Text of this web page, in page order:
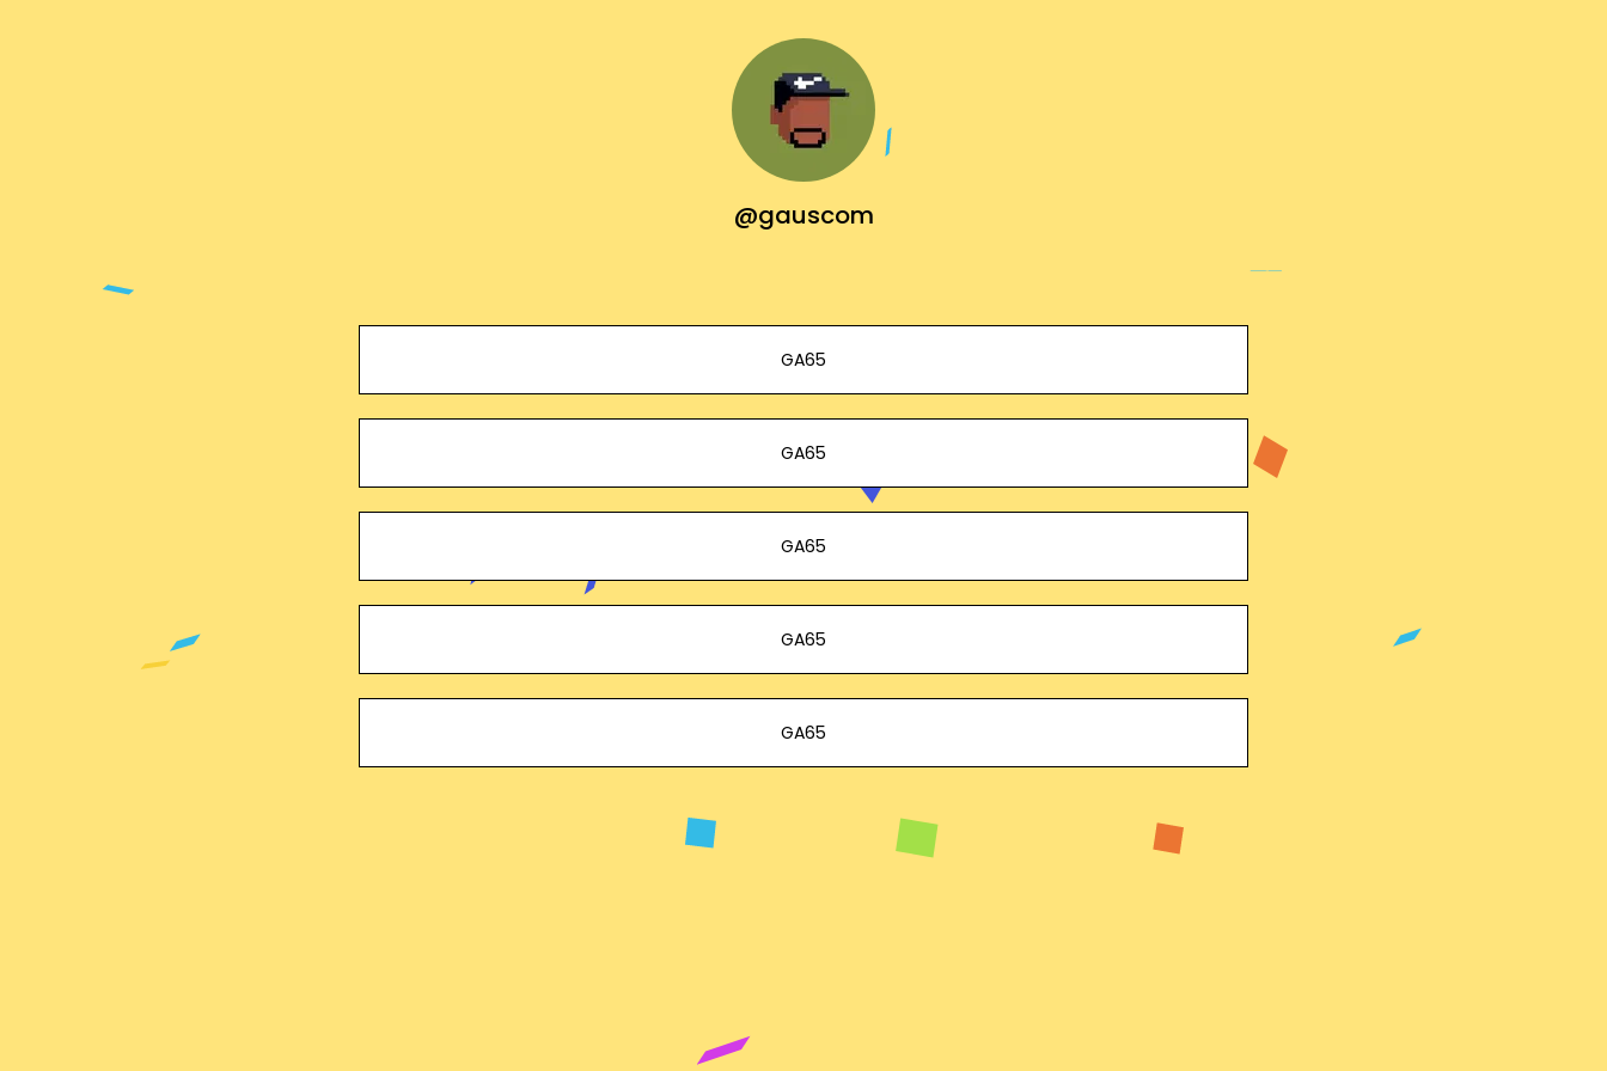
@gauscom
GA65
GA65
GA65
GA65
GA65